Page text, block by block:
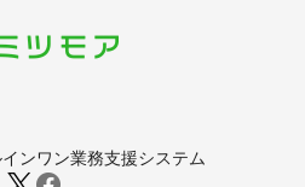
ンワン業務支援システム